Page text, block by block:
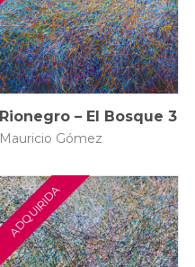
$4.500.000
Rionegro – El Bosque 3
Mauricio Gómez
150 × 100 cm